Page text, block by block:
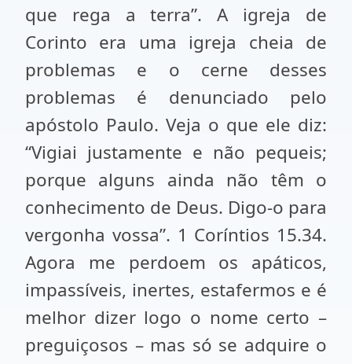
que rega a terra”. A igreja de
Corinto era uma igreja cheia de
problemas e o cerne desses
problemas é denunciado pelo
apóstolo Paulo. Veja o que ele diz:
“Vigiai justamente e não pequeis;
porque alguns ainda não têm o
conhecimento de Deus. Digo-o para
vergonha vossa”. 1 Coríntios 15.34.
Agora me perdoem os apáticos,
impassíveis, inertes, estafermos e é
melhor dizer logo o nome certo –
preguiçosos – mas só se adquire o